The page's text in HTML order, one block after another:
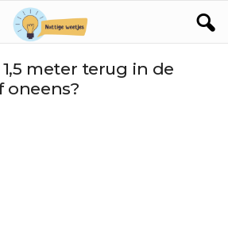
meter terug in de
oneens?